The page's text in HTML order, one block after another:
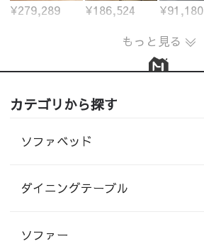
¥279,289 ¥186,524 ¥91,180
もっと見る
カテゴリから探す
ソファベッド
ダイニングテーブル
ソファー